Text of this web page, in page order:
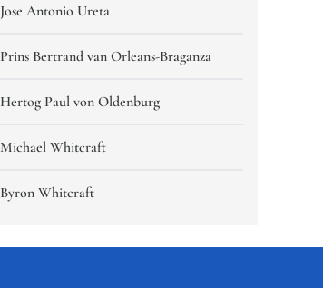
Jose Antonio Ureta
Prins Bertrand van Orleans-Braganza
Hertog Paul von Oldenburg
Michael Whitcraft
Byron Whitcraft